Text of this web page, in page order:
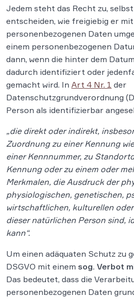
Jedem steht das Recht zu,
entscheiden, wie freigiebig er
personenbezogenen Daten
einem personenbezogenen
dann, wenn die hinter dem
dadurch identifiziert oder
gemacht wird. In Art 4 Nr. 1 der
Datenschutzgrundverordnung
Person als identifizierbar
„die direkt oder indirekt,
Zuordnung zu einer Kennung
einer Kennnummer, zu
Kennung oder zu einem oder
Merkmalen, die Ausdruck der
physiologischen, genetischen,
wirtschaftlichen, kulturellen
dieser natürlichen Person sind,
kann“.
Um einen adäquaten Schutz zu
DSGVO mit einem sog. Verbot
Das bedeutet, dass die
personenbezogenen Daten